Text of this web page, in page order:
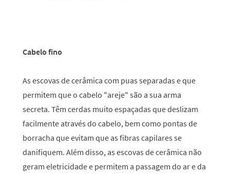
Cabelo fino
As escovas de cerâmica com puas separadas e que
permitem que o cabelo "areje" são a sua arma
secreta. Têm cerdas muito espaçadas que deslizam
facilmente através do cabelo, bem como pontas de
borracha que evitam que as fibras capilares se
danifiquem. Além disso, as escovas de cerâmica não
geram eletricidade e permitem a passagem do ar e da